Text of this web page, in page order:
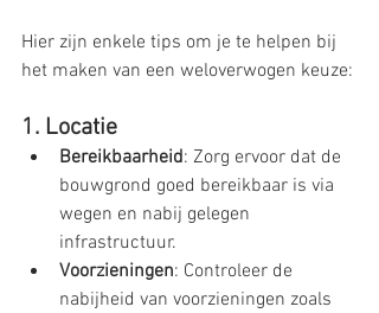
Hier zijn enkele tips om je te helpen bij
het maken van een weloverwogen keuze:
1. Locatie
Bereikbaarheid: Zorg ervoor dat de
bouwgrond goed bereikbaar is via
wegen en nabij gelegen
infrastructuur.
Voorzieningen: Controleer de
nabijheid van voorzieningen zoals